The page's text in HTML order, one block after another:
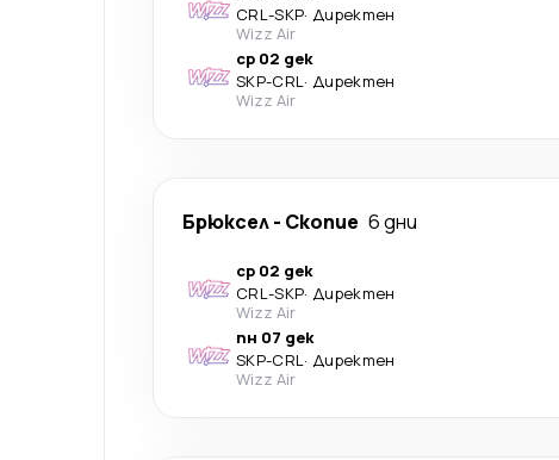
CRL-SKP· Директен
Wizz Air
ср 02 дек
SKP-CRL· Директен
Wizz Air
Брюксел- Скопие 6 дни
ср 02 дек
CRL-SKP· Директен
Wizz Air
пн 07 дек
SKP-CRL· Директен
Wizz Air